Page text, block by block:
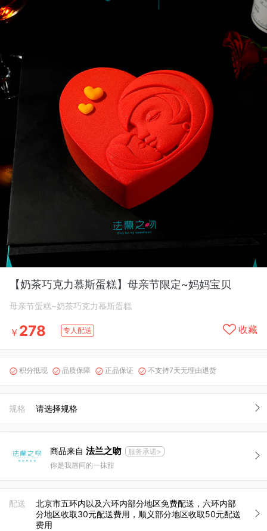
【奶茶巧克力慕斯蛋糕】母亲节限定~妈妈宝贝
母亲节蛋糕~奶茶巧克力慕斯蛋糕
￥ 278 专人配送 收藏
 积分抵现  品质保障  正品保证  不支持7天无理由退货
规格 请选择规格
商品来自 法兰之吻
服务承诺>
你是我唇间的一抹甜
配送
北京市五环内以及六环内部分地区免费配送，六环内部
分地区收取30元配送费用，顺义部分地区收取50元配送
费用